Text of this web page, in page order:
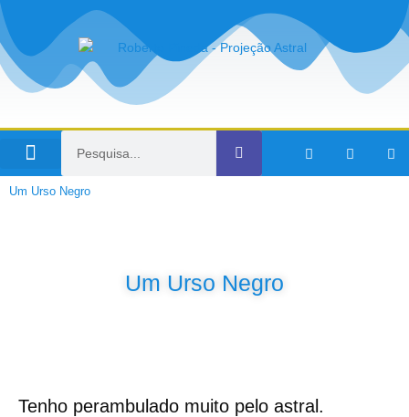
Um Urso Negro
Um Urso Negro
Tenho perambulado muito pelo astral.